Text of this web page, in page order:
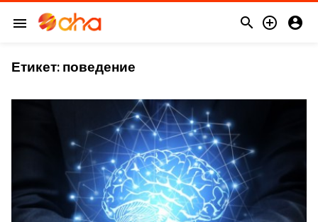
menu   
Етикет: поведение